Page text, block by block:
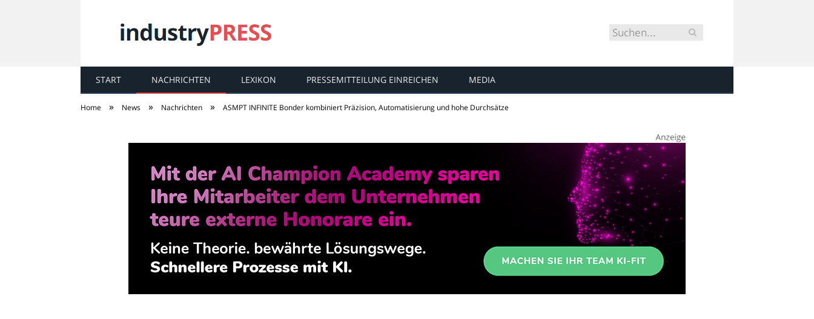
industryPRESS
START NACHRICHTEN LEXIKON PRESSEMITTEILUNG EINREICHEN MEDIA
Home » News » Nachrichten » ASMPT INFINITE Bonder kombiniert Präzision, Automatisierung und hohe Durchsätze